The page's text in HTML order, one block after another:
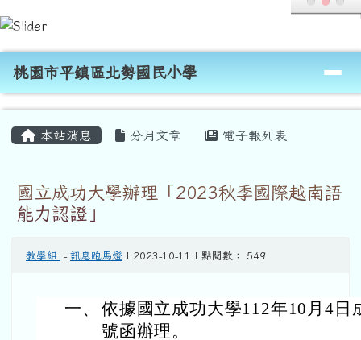
跳至主內容區
桃園市平鎮區北勢國民小學
導覽列
桃園市平鎮區北勢國民小學
本站消息 分月文章 電子報列表
國立成功大學辦理「2023秋季國際越南語
能力認證」
教學組 - 訊息跑馬燈 | 2023-10-11 | 點閱數： 549
一、 依據國立成功大學112年10月4日
號函辦理。